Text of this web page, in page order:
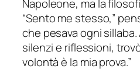
Napoleone, ma la
“Sento me stesso,”
che pesava ogni
silenzi e riflessioni,
volontà è la mia prova.”